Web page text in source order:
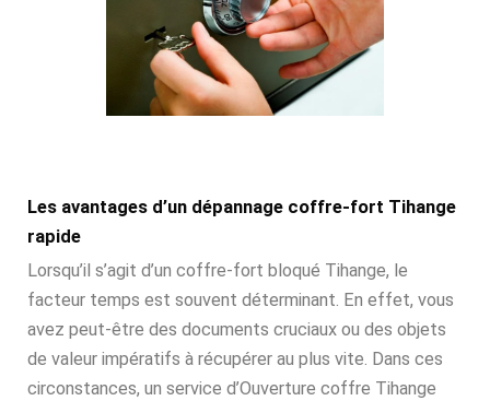
Les avantages d’un dépannage coffre-fort Tihange
rapide
Lorsqu’il s’agit d’un coffre-fort bloqué Tihange, le
facteur temps est souvent déterminant. En effet, vous
avez peut-être des documents cruciaux ou des objets
de valeur impératifs à récupérer au plus vite. Dans ces
circonstances, un service d’Ouverture coffre Tihange